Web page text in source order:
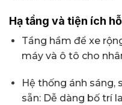
Hạ tầng và tiện ích
Tầng hầm để xe
máy và ô tô cho
Hệ thống ánh sáng,
sẵn: Dễ dàng bố trí